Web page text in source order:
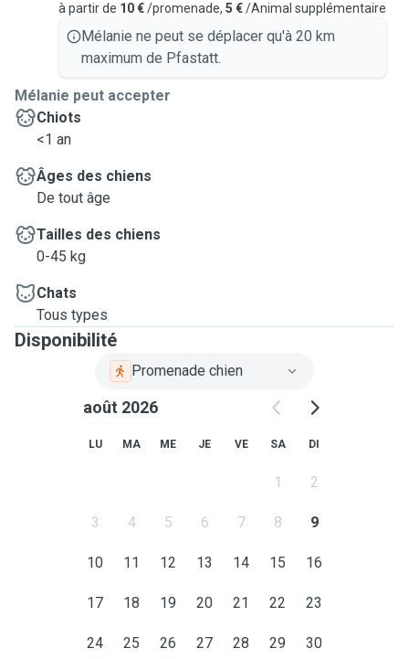
à partir de 10 €/promenade, 5 €/Animal supplémentaire
Mélanie ne peut se déplacer qu'à 20 km
maximum de Pfastatt.
Mélanie peut accepter
Chiots
<1 an
Âges des chiens
De tout âge
Tailles des chiens
0-45 kg
Chats
Tous types
Disponibilité
Promenade chien
août 2026
LU MA ME JE VE SA DI
1 2
3 4 5 6 7 8 9
10 11 12 13 14 15 16
17 18 19 20 21 22 23
24 25 26 27 28 29 30